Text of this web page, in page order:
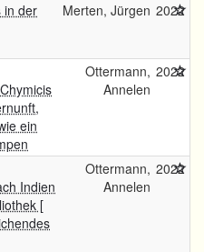
in der
Merten, Jürgen 2022
ein
Ottermann,
Annelen
2022
Indien
[
Ottermann,
Annelen
2022